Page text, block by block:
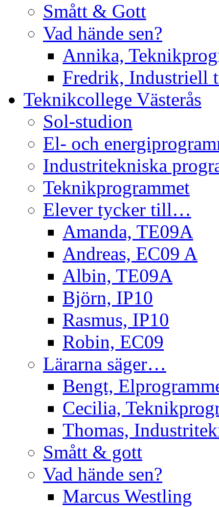
Smått & Gott
Vad hände sen?
Annika,
Fredrik, Industriell
Teknikcollege Västerås
Sol-studion
El- och
Industritekniska
Teknikprogrammet
Elever tycker till…
Amanda, TE09A
Andreas, EC09 A
Albin, TE09A
Björn, IP10
Rasmus, IP10
Robin, EC09
Lärarna säger…
Bengt,
Cecilia,
Thomas,
Smått & gott
Vad hände sen?
Marcus Westling